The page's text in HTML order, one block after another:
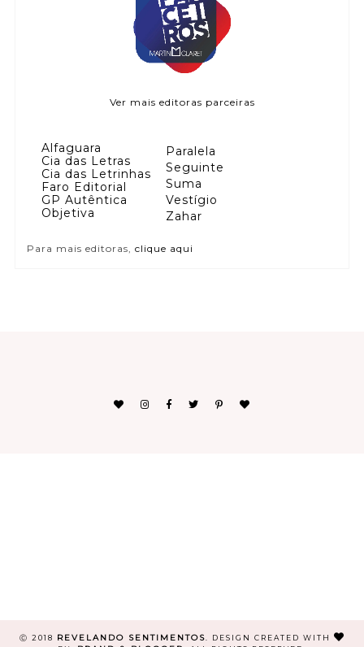
Ver mais editoras parceiras
Alfaguara
Cia das Letras
Cia das Letrinhas
Faro Editorial
GP Autêntica
Objetiva
Paralela
Seguinte
Suma
Vestígio
Zahar
Para mais editoras, clique aqui
Ⓒ 2018 REVELANDO SENTIMENTOS.
DESIGN CREATED WITH